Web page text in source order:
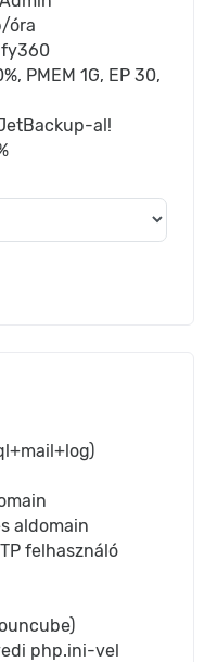
óra
PMEM 1G, EP 30,
al!
aldomain
felhasználó
php.ini-vel